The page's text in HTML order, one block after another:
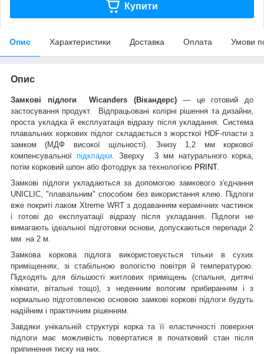
Купити
Опис Характеристики Доставка Оплата Умови
Опис
Замкові підлоги Wicanders (Вікандерс)— це готовий до
застосування продукт. Відпрацьовані колірні рішення та дизайни,
проста укладка й експлуатація відразу після укладання. Система
плавальних коркових підлог складається з жорсткої HDF-пласти з
замком (МДФ високої щільності). Знизу 1,2 мм коркової
компенсувальноїпідкладки . Зверху 3 мм натурального корка,
потім корковий шпон або фотодрук за технологією PRINT.
Замкові підлоги укладаються за допомогою замкового з'єднання
UNICLIC, "плавальним" способом без використання клею. Підлоги
вже покриті лаком Xtreme WRTз додаванням керамічних частинок
і готові до експлуатації відразу після укладання. Підлоги не
вимагають ідеальної підготовки основи, допускаються перепади 2
мм на 2 м.
Замкова коркова підлога використовується тільки в сухих
приміщеннях, зі стабільною вологістю повітря й температурою.
Підходять для більшості житлових приміщень (спальня, дитячі
кімнати, вітальні тощо), з неденним вологим прибиранням і з
нормально підготовленою основою замкові коркові підлоги будуть
надійним і практичним рішенням.
Завдяки унікальній структурі корка та її еластичності поверхня
підлоги має можливість повертатися в початковий стан після
припинення тиску на них.